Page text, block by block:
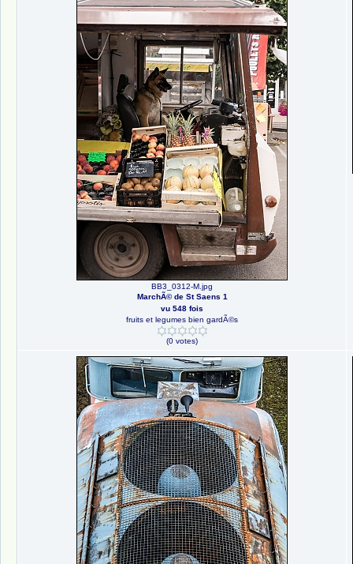
BB3_0312-M.jpg
MarchÃ© de St Saens 1
vu 548 fois
fruits et legumes bien gardÃ©s
(0 votes)